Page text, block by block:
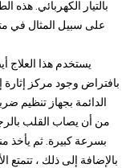
بالتيار الكهربائي. هذه
على سبيل المثال في
يستخدم هذا العلاج
بافتراض وجود مركز
الدائمة بجهاز تنظيم
من أن يصاب القلب
بسرعة كبيرة. ثم يأخذ
بالإضافة إلى ذلك ، تتمتع